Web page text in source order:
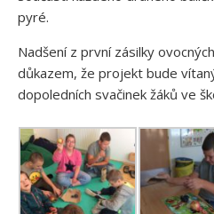
pyré.
Nadšení z první zásilky
důkazem, že projekt bude
dopoledních svačinek žáků ve